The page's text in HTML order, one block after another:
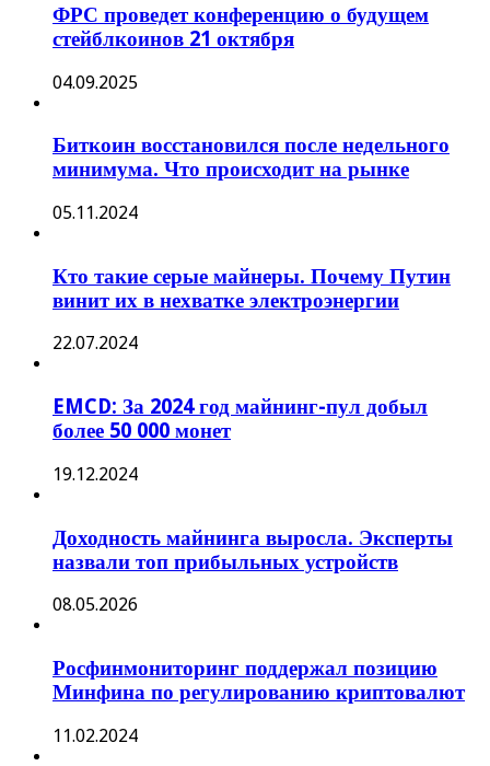
ФРС проведет конференцию о будущем
стейблкоинов 21 октября
04.09.2025
Биткоин восстановился после недельного
минимума. Что происходит на рынке
05.11.2024
Кто такие серые майнеры. Почему Путин
винит их в нехватке электроэнергии
22.07.2024
EMCD: За 2024 год майнинг-пул добыл
более 50 000 монет
19.12.2024
Доходность майнинга выросла. Эксперты
назвали топ прибыльных устройств
08.05.2026
Росфинмониторинг поддержал позицию
Минфина по регулированию криптовалют
11.02.2024